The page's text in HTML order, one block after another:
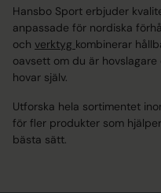
Hansbo Sport erbjuder
anpassade för nordiska
och verktyg kombinerar
oavsett om du är
hovar själv.
Utforska hela sortimentet
för fler produkter som
bästa sätt.